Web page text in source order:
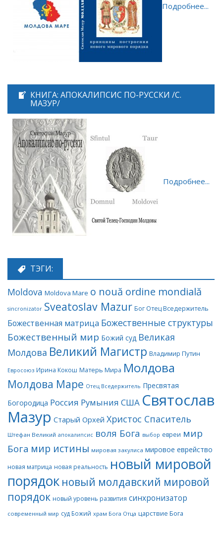
Подробнее...
КНИГА: АПОКАЛИПСИС ПО-РУССКИ /С.
МАЗУР/
Подробнее...
ТЭГИ:
Moldova Moldova Mare o nouă ordine mondială
sincronizator Sveatoslav Mazur Бог Отец Вседержитель
Божественная матрица Божественные структуры
Божественный мир Божий суд Великая
Молдова Великий Магистр Владимир Путин
Евросоюз Ирина Кокош Матерь Мира Молдова
Молдова Маре Отец Вседержитель Пресвятая
Богородица Россия Румыния США Святослав
Мазур Старый Орхей Христос Спаситель
Штефан Великий апокалипсис воля Бога выбор евреи мир
Бога мир истины мировая закулиса мировое еврейство
новая матрица новая реальность новый мировой
порядок новый молдавский мировой
порядок новый уровень развития синхронизатор
современный мир суд Божий храм Бога Отца царствие Бога